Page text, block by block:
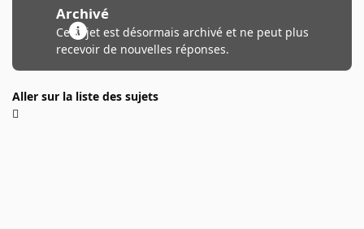
Archivé
Ce sujet est désormais archivé et ne peut plus
recevoir de nouvelles réponses.
Aller sur la liste des sujets